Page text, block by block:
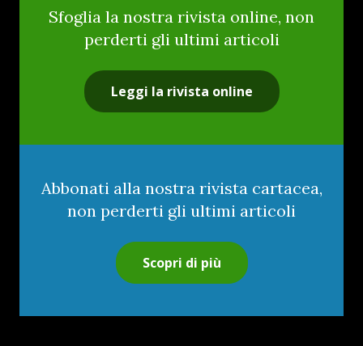
Sfoglia la nostra rivista online, non
perderti gli ultimi articoli
Leggi la rivista online
Abbonati alla nostra rivista cartacea,
non perderti gli ultimi articoli
Scopri di più